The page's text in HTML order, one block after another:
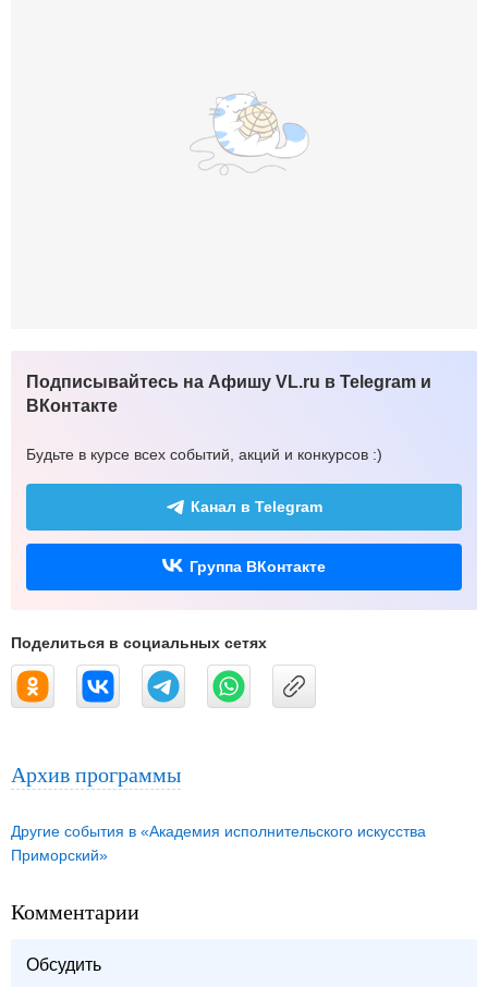
Подписывайтесь на Афишу VL.ru в Telegram и
ВКонтакте
Будьте в курсе всех событий, акций и конкурсов :)
Канал в Telegram
Группа ВКонтакте
Поделиться в социальных сетях
Архив программы
Другие события в «Академия исполнительского искусства
Приморский»
Комментарии
Обсудить